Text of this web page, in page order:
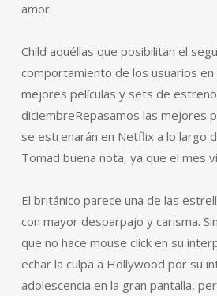
amor.
Child aquéllas que posibilitan el
comportamiento de los usuarios en
mejores películas y sets de
diciembreRepasamos las mejores
se estrenarán en Netflix a lo largo
Tomad buena nota, ya que el mes
El británico parece una de las
con mayor desparpajo y carisma.
que no hace mouse click en su
echar la culpa a Hollywood por su
adolescencia en la gran pantalla,